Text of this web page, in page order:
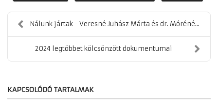
Nálunk jártak - Veresné Juhász Márta és dr. Móréné...
2024 legtöbbet kölcsönzött dokumentumai
KAPCSOLÓDÓ TARTALMAK